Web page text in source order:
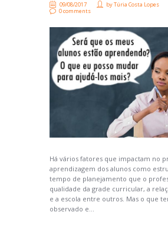
09/08/2017 byTúria Costa Lopes
0 comments
Há vários fatores que impactam no
aprendizagem dos alunos como
tempo de planejamento que o
qualidade da grade curricular, a
e a escola entre outros. Mas o que
observado e...